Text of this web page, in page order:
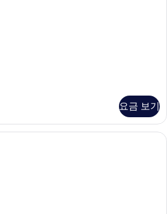
요금 보기